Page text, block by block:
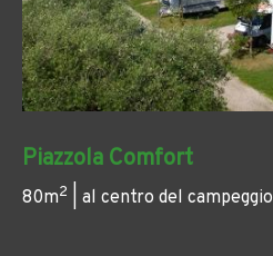
Piazzola Comfort
80m2 | al centro del campeggio